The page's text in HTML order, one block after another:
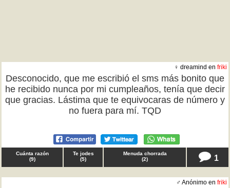
♀ dreamind en friki
Desconocido, que me escribió el sms más bonito que
he recibido nunca por mi cumpleaños, tenía que decir
que gracias. Lástima que te equivocaras de número y
no fuera para mí. TQD
Cuánta razón
(9)
Te jodes
(5)
Menuda chorrada
(2) 1
♂ Anónimo en friki